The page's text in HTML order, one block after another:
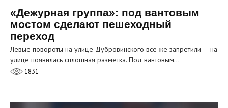
«Дежурная группа»: под вантовым
мостом сделают пешеходный
переход
Левые повороты на улице Дубровинского всё же запретили — на
улице появилась сплошная разметка. Под вантовым…
1831